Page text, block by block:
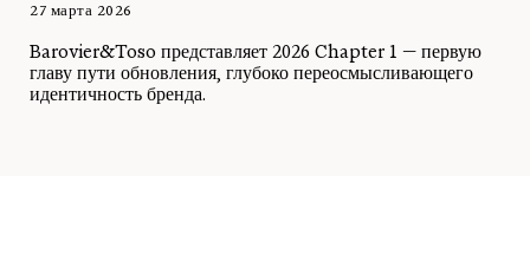
27 марта 2026
Barovier&Toso представляет 2026 Chapter 1 — первую
главу пути обновления, глубоко переосмысливающего
идентичность бренда.